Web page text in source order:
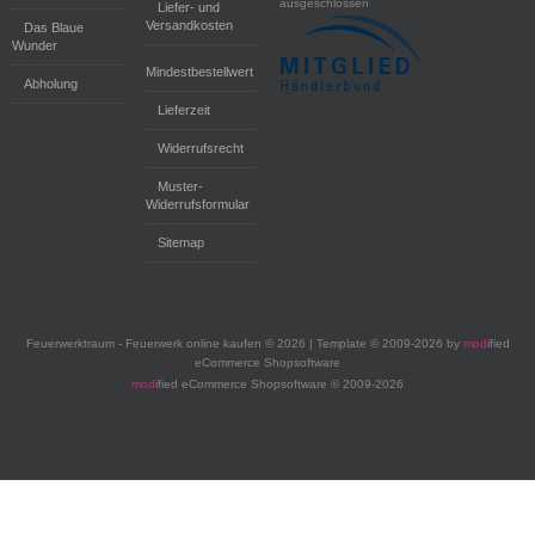
Das Blaue
Wunder
Abholung
Liefer- und
Versandkosten
Mindestbestellwert
Lieferzeit
Widerrufsrecht
Muster-
Widerrufsformular
Sitemap
ausgeschlossen
Feuerwerktraum - Feuerwerk online kaufen © 2026 | Template © 2009-2026 by modified
eCommerce Shopsoftware
modified eCommerce Shopsoftware © 2009-2026